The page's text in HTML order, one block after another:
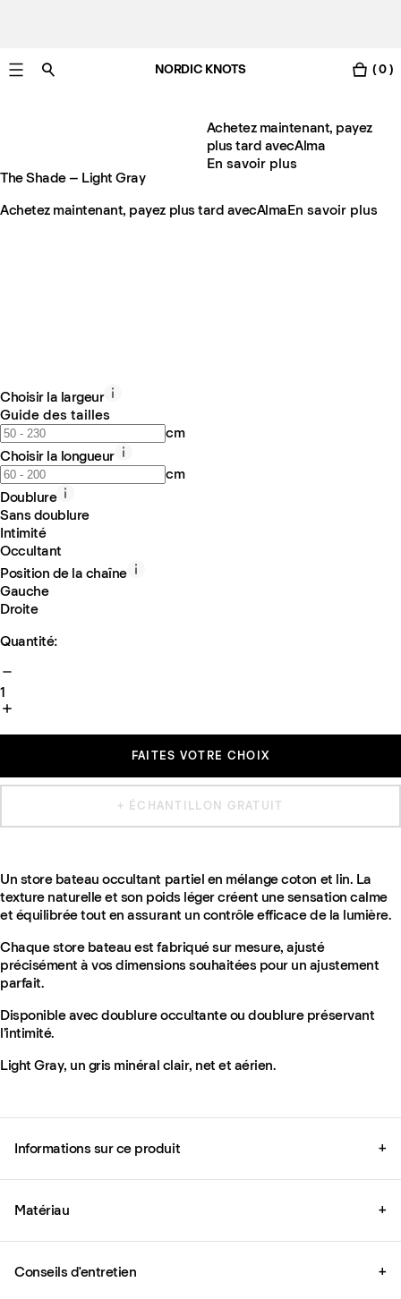
NORDIC KNOTS ( 0 )
The Shade – Light Gray
Achetez maintenant, payez
plus tard avecAlma
En savoir plus
Achetez maintenant, payez plus tard avecAlmaEn savoir plus
Choisir la largeur
Guide des tailles
cm
Choisir la longueur
cm
Doublure
Sans doublure
Intimité
Occultant
Position de la chaîne
Gauche
Droite
Quantité:
1
FAITES VOTRE CHOIX
+ ÉCHANTILLON GRATUIT
Un store bateau occultant partiel en mélange coton et lin. La
texture naturelle et son poids léger créent une sensation calme
et équilibrée tout en assurant un contrôle efficace de la lumière.
Chaque store bateau est fabriqué sur mesure, ajusté
précisément à vos dimensions souhaitées pour un ajustement
parfait.
Disponible avec doublure occultante ou doublure préservant
l’intimité.
Light Gray, un gris minéral clair, net et aérien.
Informations sur ce produit +
Matériau +
Conseils d'entretien +